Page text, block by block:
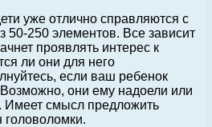
уже отлично справляются с
50-250 элементов. Все зависит
проявлять интерес к
ли они для него
если ваш ребенок
они ему надоели или
Имеет смысл предложить